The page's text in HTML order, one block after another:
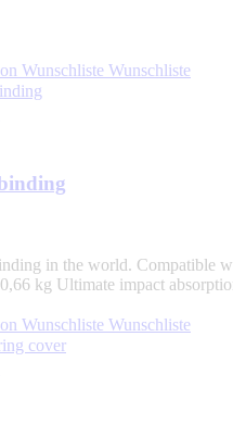
Wunschliste Wunschliste
in the world. Compatible
kg Ultimate impact
Wunschliste Wunschliste